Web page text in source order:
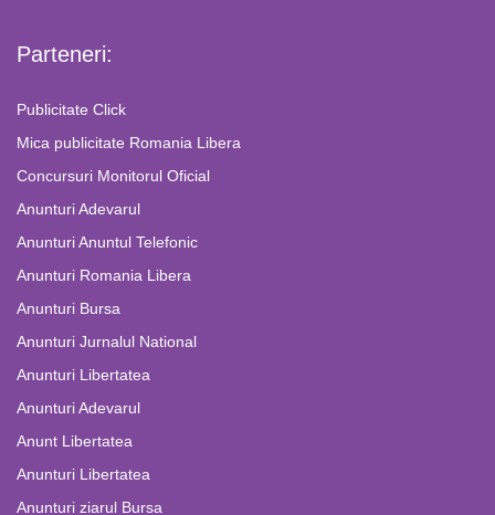
Parteneri:
Publicitate Click
Mica publicitate Romania Libera
Concursuri Monitorul Oficial
Anunturi Adevarul
Anunturi Anuntul Telefonic
Anunturi Romania Libera
Anunturi Bursa
Anunturi Jurnalul National
Anunturi Libertatea
Anunturi Adevarul
Anunt Libertatea
Anunturi Libertatea
Anunturi ziarul Bursa